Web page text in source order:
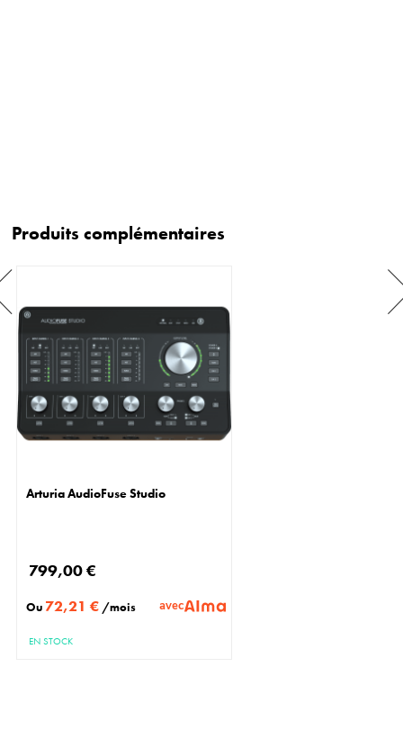
Produits complémentaires
Arturia AudioFuse Studio
799,00 €
Ou 72,21 € /mois avec
EN STOCK